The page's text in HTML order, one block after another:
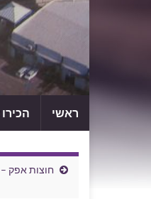
ראשי
חוצות אפק –